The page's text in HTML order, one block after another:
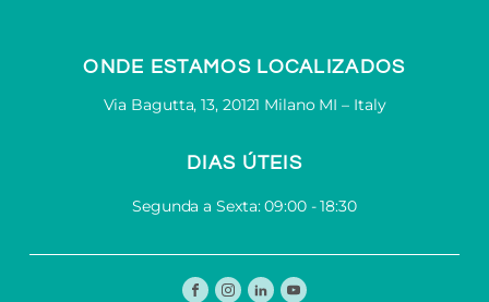
ONDE ESTAMOS LOCALIZADOS
Via Bagutta, 13, 20121 Milano MI – Italy
DIAS ÚTEIS
Segunda a Sexta: 09:00 - 18:30